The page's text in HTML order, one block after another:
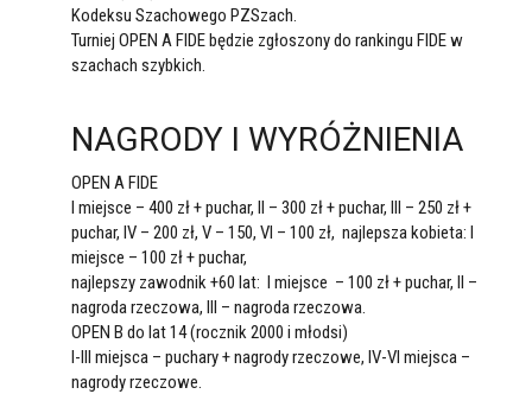
Kodeksu Szachowego PZSzach.
Turniej OPEN A FIDE będzie zgłoszony do rankingu FIDE w
szachach szybkich.
NAGRODY I WYRÓŻNIENIA
OPEN A FIDE
I miejsce – 400 zł + puchar, II – 300 zł + puchar, III – 250 zł +
puchar, IV – 200 zł, V – 150, VI – 100 zł, najlepsza kobieta: I
miejsce – 100 zł + puchar,
najlepszy zawodnik +60 lat: I miejsce – 100 zł + puchar, II –
nagroda rzeczowa, III – nagroda rzeczowa.
OPEN B do lat 14 (rocznik 2000 i młodsi)
I-III miejsca – puchary + nagrody rzeczowe, IV-VI miejsca –
nagrody rzeczowe.